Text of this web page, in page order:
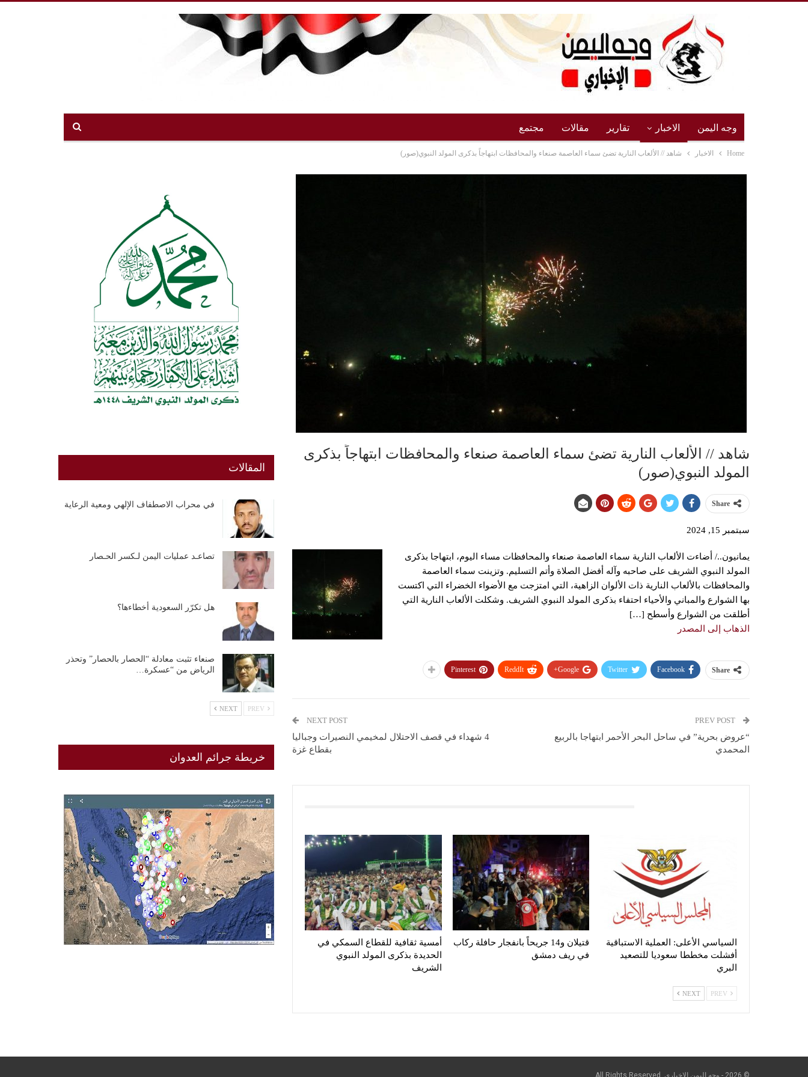
وجه اليمن الاخبار تقارير مقالات مجتمع
Home الاخبار شاهد // الألعاب النارية تضئ سماء العاصمة صنعاء والمحافظات ابتهاجاً بذكرى المولد النبوي(صور)
شاهد // الألعاب النارية تضئ سماء العاصمة صنعاء والمحافظات ابتهاجاً بذكرى
المولد النبوي(صور)
Share
سبتمبر 15, 2024
يمانيون../ أضاءت الألعاب النارية سماء العاصمة صنعاء والمحافظات مساء اليوم، ابتهاجا بذكرى
المولد النبوي الشريف على صاحبه وآله أفضل الصلاة وأتم التسليم. وتزينت سماء العاصمة
والمحافظات بالألعاب النارية ذات الألوان الزاهية، التي امتزجت مع الأضواء الخضراء التي اكتست
بها الشوارع والمباني والأحياء احتفاء بذكرى المولد النبوي الشريف. وشكلت الألعاب النارية التي
أطلقت من الشوارع وأسطح […]
الذهاب إلى المصدر
Share
Facebook
Twitter
Google+
ReddIt
Pinterest
“عروض بحرية” في ساحل البحر الأحمر ابتهاجا بالربيع
المحمدي
NEXT POST
4 شهداء في قصف الاحتلال لمخيمي النصيرات وجباليا
بقطاع غزة
السياسي الأعلى: العملية الاستباقية
أفشلت مخططا سعوديا للتصعيد
البري
قتيلان و14 جريحاً بانفجار حافلة ركاب
في ريف دمشق
أمسية ثقافية للقطاع السمكي في
الحديدة بذكرى المولد النبوي
الشريف
NEXT
المقالات
في محراب الاصطفاف الإلهي ومعية الرعاية
تصاعـد عمليات اليمن لـكسر الحـصار
هل تكرّر السعودية أخطاءها؟
صنعاء تثبت معادلة “الحصار بالحصار” وتحذر
الرياض من “عسكرة…
NEXT
خريطة جرائم العدوان
© 2026 - وجه اليمن الإخباري. All Rights Reserved.